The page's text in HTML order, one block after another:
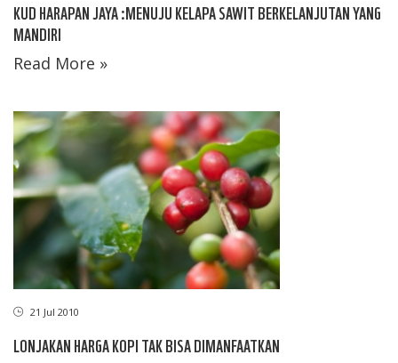
KUD HARAPAN JAYA :MENUJU KELAPA SAWIT BERKELANJUTAN YANG
MANDIRI
Read More »
21 Jul 2010
LONJAKAN HARGA KOPI TAK BISA DIMANFAATKAN